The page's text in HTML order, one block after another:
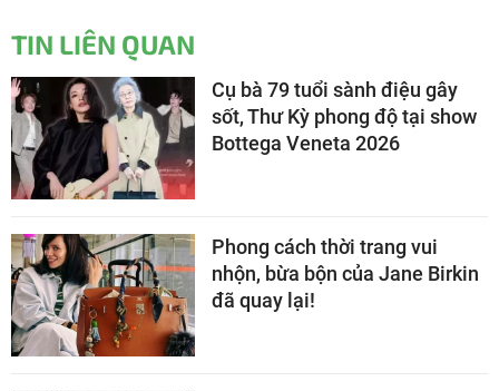
TIN LIÊN QUAN
Cụ bà 79 tuổi sành điệu gây
sốt, Thư Kỳ phong độ tại show
Bottega Veneta 2026
Phong cách thời trang vui
nhộn, bừa bộn của Jane Birkin
đã quay lại!